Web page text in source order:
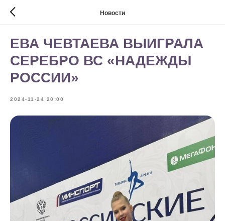
Новости
ЕВА ЧЕВТАЕВА ВЫИГРАЛА
СЕРЕБРО ВС «НАДЕЖДЫ
РОССИИ»
2024-11-24 20:00